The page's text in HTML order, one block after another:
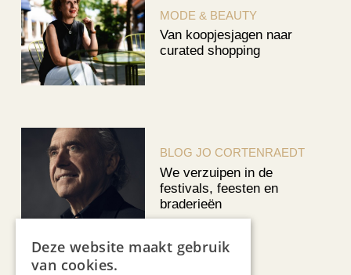
MODE & BEAUTY
Van koopjesjagen naar
curated shopping
BLOG JO CORTENRAEDT
We verzuipen in de
festivals, feesten en
braderieën
Bekijk alle artikelen
Deze website maakt gebruik
van cookies.